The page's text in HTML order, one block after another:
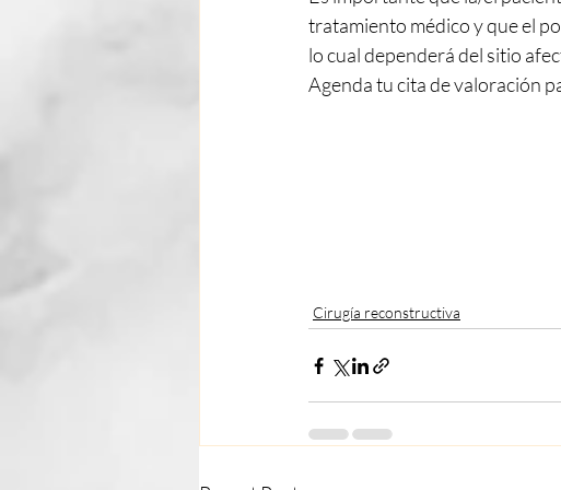
tratamiento médico y que el
lo cual dependerá del sitio
Agenda tu cita de valoración
Cirugía reconstructiva